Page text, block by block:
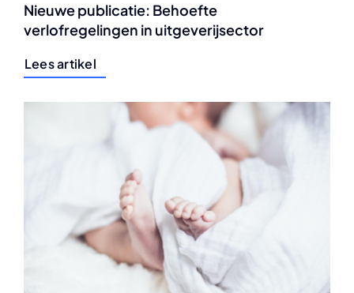
Nieuwe publicatie: Behoefte
verlofregelingen in uitgeverijsector
Lees artikel